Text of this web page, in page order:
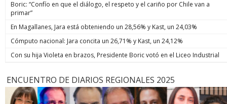
Boric: “Confío en que el diálogo, el respeto y el cariño por Chile van a
primar”
En Magallanes, Jara está obteniendo un 28,56% y Kast, un 24,03%
Cómputo nacional: Jara concita un 26,71% y Kast, un 24,12%
Con su hija Violeta en brazos, Presidente Boric votó en el Liceo Industrial
ENCUENTRO DE DIARIOS REGIONALES 2025